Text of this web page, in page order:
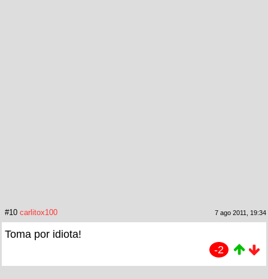
#10 carlitox100 7 ago 2011, 19:34
Toma por idiota!
-2